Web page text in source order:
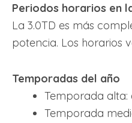
Periodos horarios en
La 3.0TD es más
potencia. Los horarios
Temporadas del año
Temporada alta:
Temporada